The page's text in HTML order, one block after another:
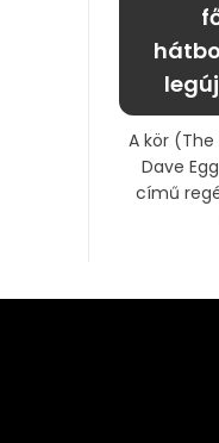
A kör (The
Dave
című